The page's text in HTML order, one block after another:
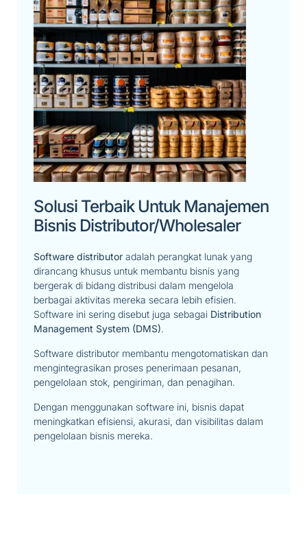
Solusi Terbaik Untuk Manajemen
Bisnis Distributor/wholesaler
Software distributoradalah perangkat lunak yang
dirancang khusus untuk membantu bisnis yang
bergerak di bidang distribusi dalam mengelola
berbagai aktivitas mereka secara lebih efisien.
Software ini sering disebut juga sebagai Distribution
Management System (DMS).
Software distributor membantu mengotomatiskan dan
mengintegrasikan proses penerimaan pesanan,
pengelolaan stok, pengiriman, dan penagihan.
Dengan menggunakan software ini, bisnis dapat
meningkatkan efisiensi, akurasi, dan visibilitas dalam
pengelolaan bisnis mereka.